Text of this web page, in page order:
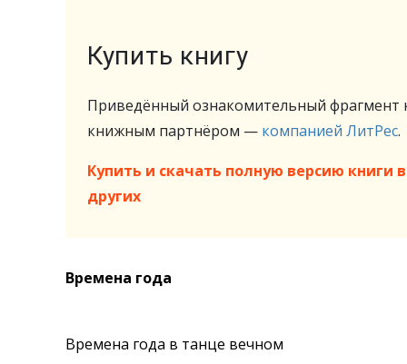
Купить книгу
Приведённый ознакомительный фрагмент
книжным партнёром — компанией ЛитРес.
Купить и скачать полную версию книги
других
Времена года
Времена года в танце вечном